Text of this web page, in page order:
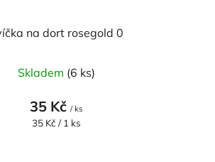
na dort rosegold 0
Skladem (6 ks)
35 Kč / ks
Měrná
35 Kč / 1 ks